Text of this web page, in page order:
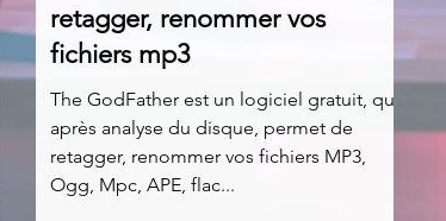
retagger, renommer vos
fichiers mp3
The GodFather est un logiciel gratuit, qui
après analyse du disque, permet de
retagger, renommer vos fichiers MP3,
Ogg, Mpc, APE, flac...